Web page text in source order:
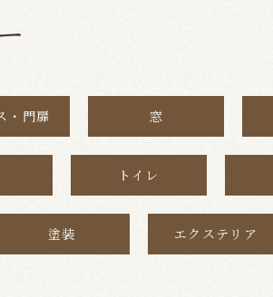
・門扉 窓
トイレ
塗装 エクステリア